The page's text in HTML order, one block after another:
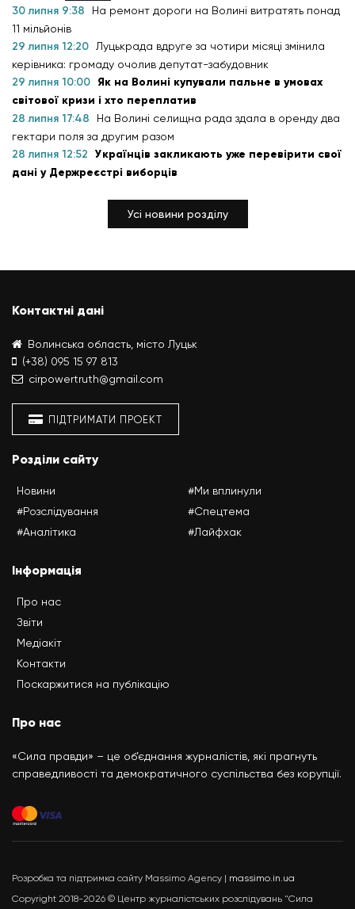
30 липня 9:38
На ремонт дороги на Волині витратять понад
11 мільйонів
29 липня 12:20
Луцькрада вдруге за чотири місяці змінила
керівника: громаду очолив депутат-забудовник
29 липня 10:00 Як на Волині купували пальне в умовах
світової кризи і хто переплатив
28 липня 17:48
На Волині селищна рада здала в оренду два
гектари поля за другим разом
28 липня 12:52 Українців закликають уже перевірити свої
дані у Держреєстрі виборців
Усі новини розділу
Контактні дані
Волинська область, місто Луцьк
(+38) 095 15 97 813
cirpowertruth@gmail.com
ПІДТРИМАТИ ПРОЕКТ
Розділи сайту
Новини
#Розслідування
#Аналітика
#Ми вплинули
#Спецтема
#Лайфхак
Інформація
Про нас
Звіти
Медіакіт
Контакти
Поскаржитися на публікацію
Про нас
«Сила правди» – це об’єднання журналістів, які прагнуть
справедливості та демократичного суспільства без корупції.
Розробка та підтримка сайту Massimo Agency | massimo.in.ua
Copyright 2018-2026 © Центр журналістських розслідувань "Сила